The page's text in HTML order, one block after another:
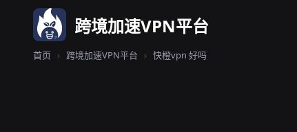
跨境加速VPN平台
首页 › 跨境加速VPN平台 › 快橙vpn 好吗